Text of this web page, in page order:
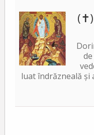
luat îndrăzneală și